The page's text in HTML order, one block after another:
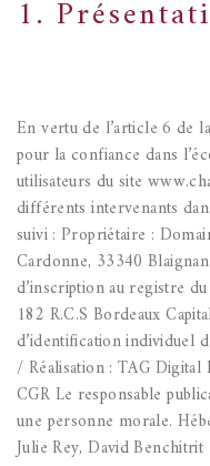
1.
En vertu de l’article 6 de
pour la confiance dans
utilisateurs du site
différents intervenants
suivi : Propriétaire :
Cardonne, 33340
d’inscription au registre
182 R.C.S Bordeaux
d’identification individuel
/ Réalisation : TAG Digital
CGR Le responsable
une personne morale.
Julie Rey, David Benchitrit